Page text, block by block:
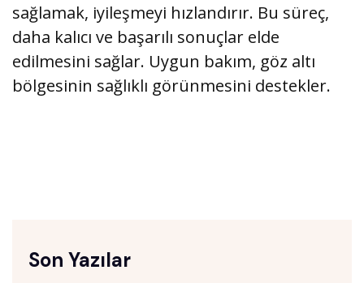
sağlamak, iyileşmeyi hızlandırır. Bu süreç,
daha kalıcı ve başarılı sonuçlar elde
edilmesini sağlar. Uygun bakım, göz altı
bölgesinin sağlıklı görünmesini destekler.
Son Yazılar